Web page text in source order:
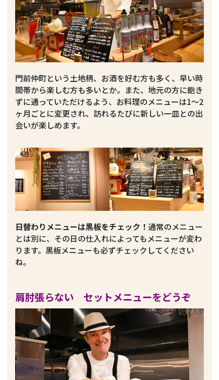
門前仲町という土地柄、お酒を好む方も多く、早い時
間帯から楽しむ方も多いとか。また、地元の方に飽き
ずに通っていただけるよう、お料理のメニューは1〜2
ヶ月ごとに変更され、訪れるたびに新しい一皿との出
会いが楽しめます。
日替わりメニューは黒板をチェック！ 通常のメニュー
とは別に、その日の仕入れによってもメニューが変わ
ります。黒板メニューも必ずチェックしてください
ね。
肩肘張らない セットメニューをどうぞ